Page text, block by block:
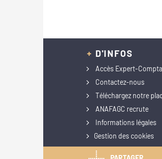
+ D'INFOS
Accès Expert-
Contactez-nous
Téléchargez notre
ANAFAGC recrute
Informations légales
Gestion des cookies